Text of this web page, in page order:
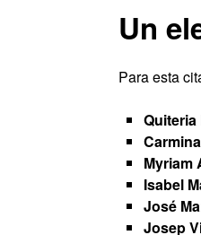
Un
Para esta
Quiteria
Myriam
Isabel
José
Josep